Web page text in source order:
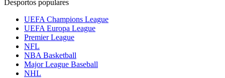
Desportos populares
UEFA Champions League
UEFA Europa League
Premier League
NFL
NBA Basketball
Major League Baseball
NHL